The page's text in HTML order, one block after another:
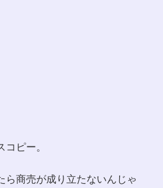
コピー。
ら商売が成り立たないんじゃ